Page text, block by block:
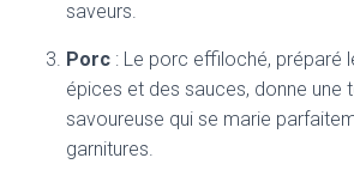
saveurs.
Porc : Le porc effiloché, préparé
épices et des sauces, donne une
savoureuse qui se marie
garnitures.